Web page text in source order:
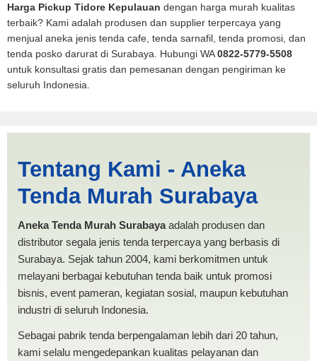
Harga Pickup Tidore Kepulauan dengan harga murah kualitas
terbaik? Kami adalah produsen dan supplier terpercaya yang
menjual aneka jenis tenda cafe, tenda sarnafil, tenda promosi, dan
tenda posko darurat di Surabaya. Hubungi WA0822-5779-5508
untuk konsultasi gratis dan pemesanan dengan pengiriman ke
seluruh Indonesia.
Kepulauan | PRODUKSI
ANEKA TENDA MURAH
Tentang Kami - Aneka
Tenda Murah Surabaya
Aneka Tenda Murah Surabayaadalah produsen dan
distributor segala jenis tenda terpercaya yang berbasis di
Surabaya. Sejak tahun 2004, kami berkomitmen untuk
melayani berbagai kebutuhan tenda baik untuk promosi
bisnis, event pameran, kegiatan sosial, maupun kebutuhan
industri di seluruh Indonesia.
Sebagai pabrik tenda berpengalaman lebih dari 20 tahun,
kami selalu mengedepankan kualitas pelayanan dan